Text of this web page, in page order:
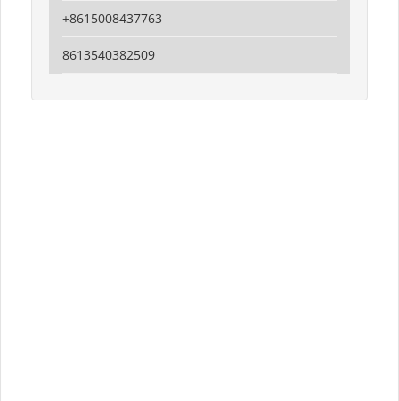
+8615008437763
8613540382509